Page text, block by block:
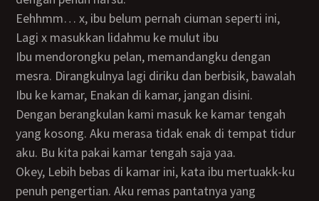
Eehhmm… x, ibu belum pernah ciuman seperti ini,
Lagi x masukkan lidahmu ke mulut ibu
Ibu mendorongku pelan, memandangku dengan
mesra. Dirangkulnya lagi diriku dan berbisik, bawalah
Ibu ke kamar, Enakan di kamar, jangan disini.
Dengan berangkulan kami masuk ke kamar tengah
yang kosong. Aku merasa tidak enak di tempat tidur
aku. Bu kita pakai kamar tengah saja yaa.
Okey, Lebih bebas di kamar ini, kata ibu mertuakk-ku
penuh pengertian. Aku remas pantatnya yang